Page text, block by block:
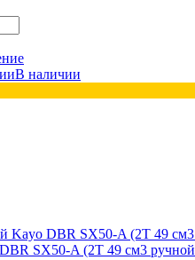
В наличии
SX50-A (2T 49 см3 ручной